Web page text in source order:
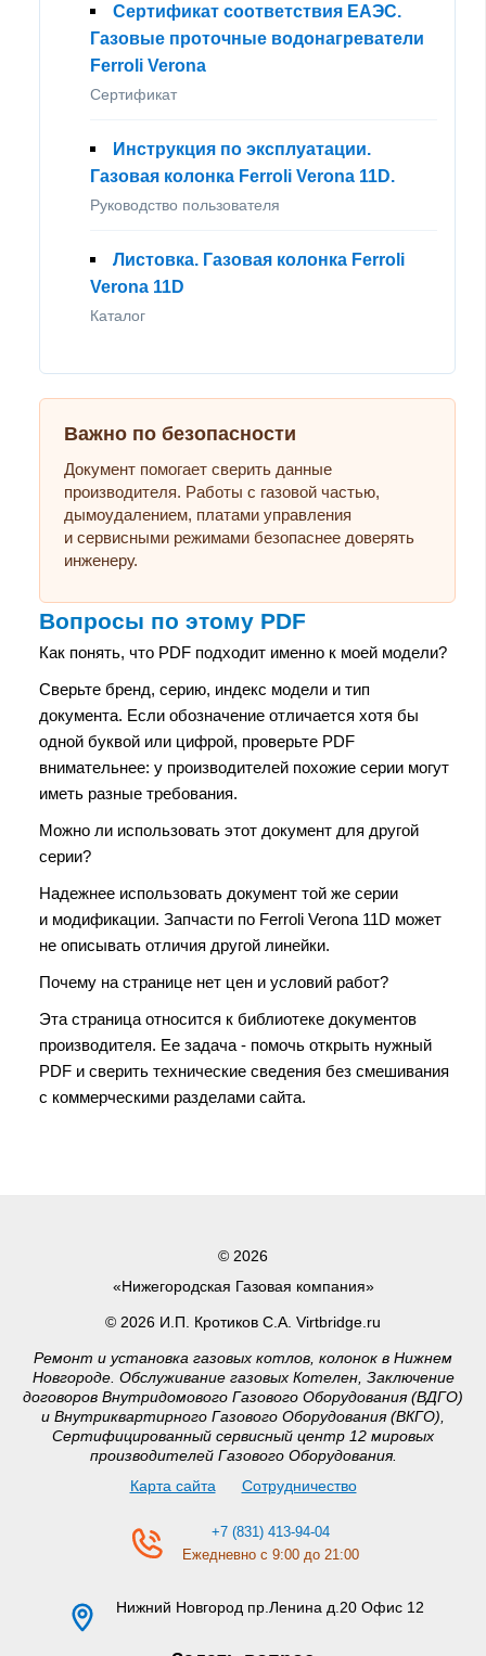
Сертификат соответствия ЕАЭС.
Газовые проточные водонагреватели
Ferroli Verona
Сертификат
Инструкция по эксплуатации.
Газовая колонка Ferroli Verona 11D.
Руководство пользователя
Листовка. Газовая колонка Ferroli
Verona 11D
Каталог
Важно по безопасности
Документ помогает сверить данные
производителя. Работы с газовой частью,
дымоудалением, платами управления
и сервисными режимами безопаснее доверять
инженеру.
Вопросы по этому PDF
Как понять, что PDF подходит именно к моей модели?
Сверьте бренд, серию, индекс модели и тип
документа. Если обозначение отличается хотя бы
одной буквой или цифрой, проверьте PDF
внимательнее: у производителей похожие серии могут
иметь разные требования.
Можно ли использовать этот документ для другой
серии?
Надежнее использовать документ той же серии
и модификации. Запчасти по Ferroli Verona 11D может
не описывать отличия другой линейки.
Почему на странице нет цен и условий работ?
Эта страница относится к библиотеке документов
производителя. Ее задача - помочь открыть нужный
PDF и сверить технические сведения без смешивания
с коммерческими разделами сайта.
© 2026
«Нижегородская Газовая компания»
© 2026 И.П. Кротиков С.А. Virtbridge.ru
Ремонт и установка газовых котлов, колонок в Нижнем
Новгороде. Обслуживание газовых Котелен, Заключение
договоров Внутридомового Газового Оборудования (ВДГО)
и Внутриквартирного Газового Оборудования (ВКГО),
Сертифицированный сервисный центр 12 мировых
производителей Газового Оборудования.
Карта сайта
Сотрудничество
+7 (831) 413-94-04
Ежедневно с 9:00 до 21:00
Нижний Новгород пр.Ленина д.20 Офис 12